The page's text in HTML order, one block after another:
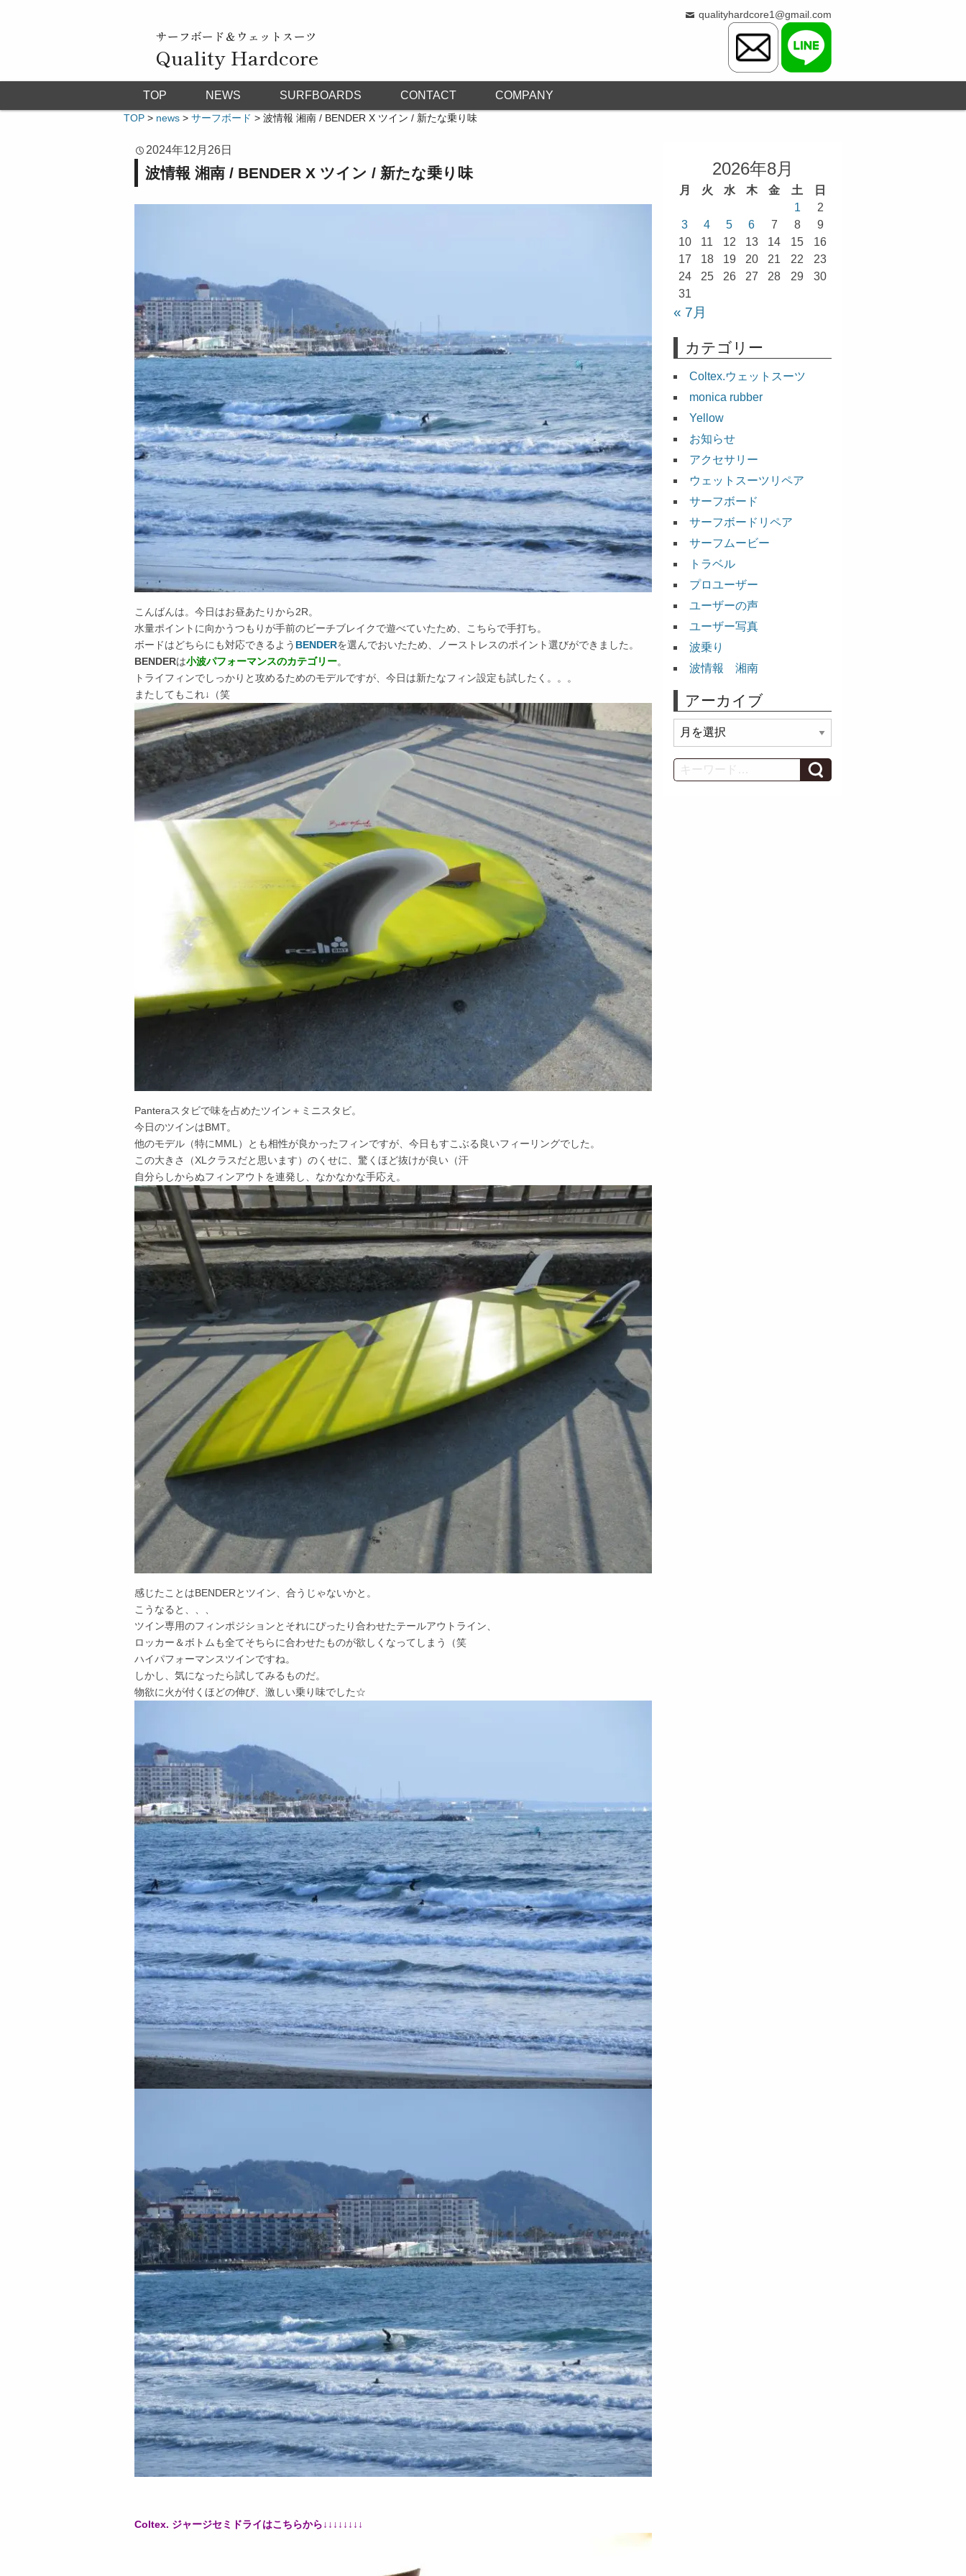
サーフボード＆ウェットスーツ
Quality Hardcore
qualityhardcore1@gmail.com
TOP NEWS SURFBOARDS CONTACT COMPANY
TOP > news > サーフボード > 波情報 湘南 / BENDER X ツイン / 新たな乗り味
2024年12月26日
波情報 湘南 / BENDER X ツイン / 新たな乗り味
こんばんは。今日はお昼あたりから2R。
水量ポイントに向かうつもりが手前のビーチブレイクで遊べていたため、こちらで手打ち。
ボードはどちらにも対応できるよう BENDERを選んでおいたため、ノーストレスのポイント選びができました。
BENDERは小波パフォーマンスのカテゴリー。
トライフィンでしっかりと攻めるためのモデルですが、今日は新たなフィン設定も試したく。。。
またしてもこれ↓（笑
Panteraスタビで味を占めたツイン＋ミニスタビ。
今日のツインはBMT。
他のモデル（特にMML）とも相性が良かったフィンですが、今日もすこぶる良いフィーリングでした。
この大きさ（XLクラスだと思います）のくせに、驚くほど抜けが良い（汗
自分らしからぬフィンアウトを連発し、なかなかな手応え。
感じたことはBENDERとツイン、合うじゃないかと。
こうなると、、、
ツイン専用のフィンポジションとそれにぴったり合わせたテールアウトライン、
ロッカー＆ボトムも全てそちらに合わせたものが欲しくなってしまう（笑
ハイパフォーマンスツインですね。
しかし、気になったら試してみるものだ。
物欲に火が付くほどの伸び、激しい乗り味でした☆
Coltex. ジャージセミドライはこちらから↓↓↓↓↓↓↓↓
2026年8月
月 火 水 木 金 土
日
1
2
3
4 5 6 7 8
9
10
11 12 13 14 15
16
17
18 19 20 21 22
23
24
25 26 27 28 29
30
31
« 7月
カテゴリー
Coltex.ウェットスーツ
monica rubber
Yellow
お知らせ
アクセサリー
ウェットスーツリペア
サーフボード
サーフボードリペア
サーフムービー
トラベル
プロユーザー
ユーザーの声
ユーザー写真
波乗り
波情報 湘南
アーカイブ
ー
カ
イ
Search